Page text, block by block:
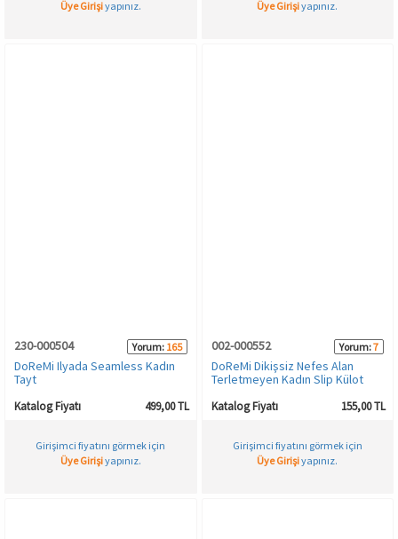
Üye Girişiyapınız. Üye Girişiyapınız.
230-000504 Yorum: 165
DoReMi Ilyada Seamless Kadın
Tayt
Katalog Fiyatı 499,00 TL
Girişimci fiyatını görmek için
Üye Girişiyapınız.
002-000552 Yorum:7
DoReMi Dikişsiz Nefes Alan
Terletmeyen Kadın Slip Külot
Katalog Fiyatı 155,00 TL
Girişimci fiyatını görmek için
Üye Girişiyapınız.